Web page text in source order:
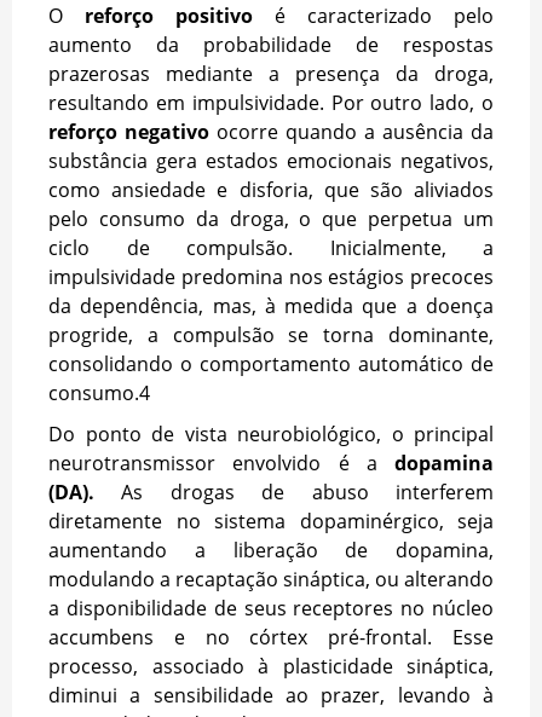
O reforço positivo é caracterizado pelo
aumento da probabilidade de respostas
prazerosas mediante a presença da droga,
resultando em impulsividade. Por outro lado, o
reforço negativo ocorre quando a ausência da
substância gera estados emocionais negativos,
como ansiedade e disforia, que são aliviados
pelo consumo da droga, o que perpetua um
ciclo de compulsão. Inicialmente, a
impulsividade predomina nos estágios precoces
da dependência, mas, à medida que a doença
progride, a compulsão se torna dominante,
consolidando o comportamento automático de
consumo.4
Do ponto de vista neurobiológico, o principal
neurotransmissor envolvido é a dopamina
(DA). As drogas de abuso interferem
diretamente no sistema dopaminérgico, seja
aumentando a liberação de dopamina,
modulando a recaptação sináptica, ou alterando
a disponibilidade de seus receptores no núcleo
accumbens e no córtex pré-frontal. Esse
processo, associado à plasticidade sináptica,
diminui a sensibilidade ao prazer, levando à